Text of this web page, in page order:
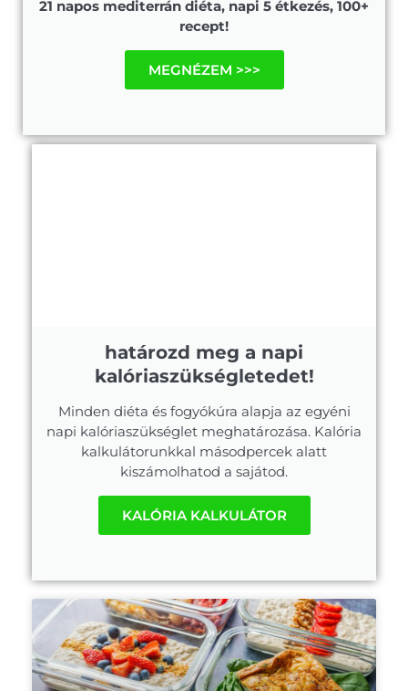
21 napos mediterrán diéta, napi 5 étkezés, 100+
recept!
MEGNÉZEM >>>
határozd meg a napi
kalóriaszükségletedet!
Minden diéta és fogyókúra alapja az egyéni
napi kalóriaszükséglet meghatározása. Kalória
kalkulátorunkkal másodpercek alatt
kiszámolhatod a sajátod.
KALÓRIA KALKULÁTOR